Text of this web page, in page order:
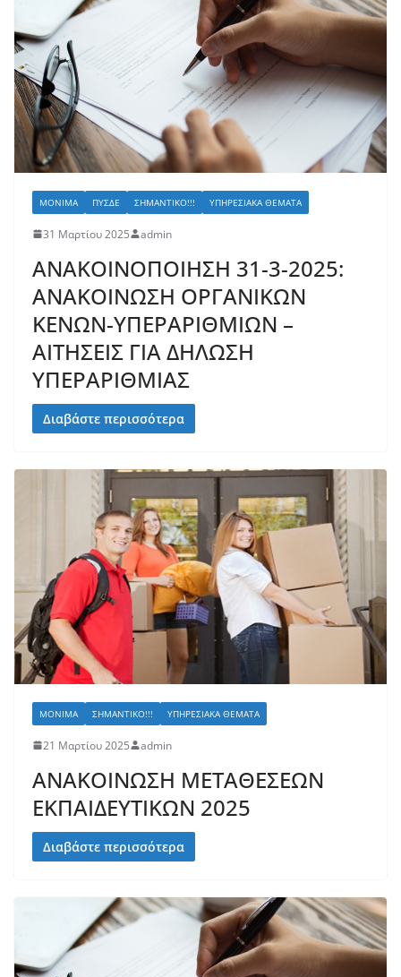
ΜΌΝΙΜΑ ΠΥΣΔΕ ΣΗΜΑΝΤΙΚΌ!!! ΥΠΗΡΕΣΙΑΚΆ ΘΈΜΑΤΑ
31 Μαρτίου 2025 admin
ΑΝΑΚΟΙΝΟΠΟΙΗΣΗ 31-3-2025:
ΑΝΑΚΟΙΝΩΣΗ ΟΡΓΑΝΙΚΩΝ
ΚΕΝΩΝ-ΥΠΕΡΑΡΙΘΜΙΩΝ –
ΑΙΤΗΣΕΙΣ ΓΙΑ ΔΗΛΩΣΗ
ΥΠΕΡΑΡΙΘΜΙΑΣ
Διαβάστε περισσότερα
ΜΌΝΙΜΑ ΣΗΜΑΝΤΙΚΌ!!! ΥΠΗΡΕΣΙΑΚΆ ΘΈΜΑΤΑ
21 Μαρτίου 2025 admin
ΑΝΑΚΟΙΝΩΣΗ ΜΕΤΑΘΕΣΕΩΝ
ΕΚΠΑΙΔΕΥΤΙΚΩΝ 2025
Διαβάστε περισσότερα